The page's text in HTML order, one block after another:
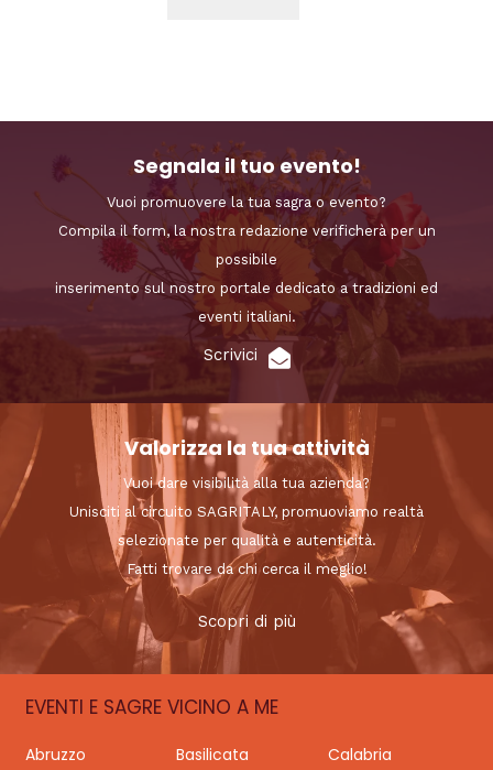
Segnala il tuo evento!
Vuoi promuovere la tua sagra o evento?
Compila il form, la nostra redazione verificherà per un
possibile
inserimento sul nostro portale dedicato a tradizioni ed
eventi italiani.
Scrivici
Valorizza la tua attività
Vuoi dare visibilità alla tua azienda?
Unisciti al circuito SAGRITALY, promuoviamo realtà
selezionate per qualità e autenticità.
Fatti trovare da chi cerca il meglio!
Scopri di più
EVENTI E SAGRE VICINO A ME
Abruzzo Basilicata
Calabria